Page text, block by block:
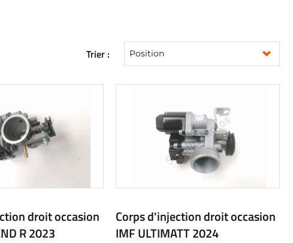
Trier :
droit occasion
R 2023
Corps d'injection droit occasion
IMF ULTIMATT 2024